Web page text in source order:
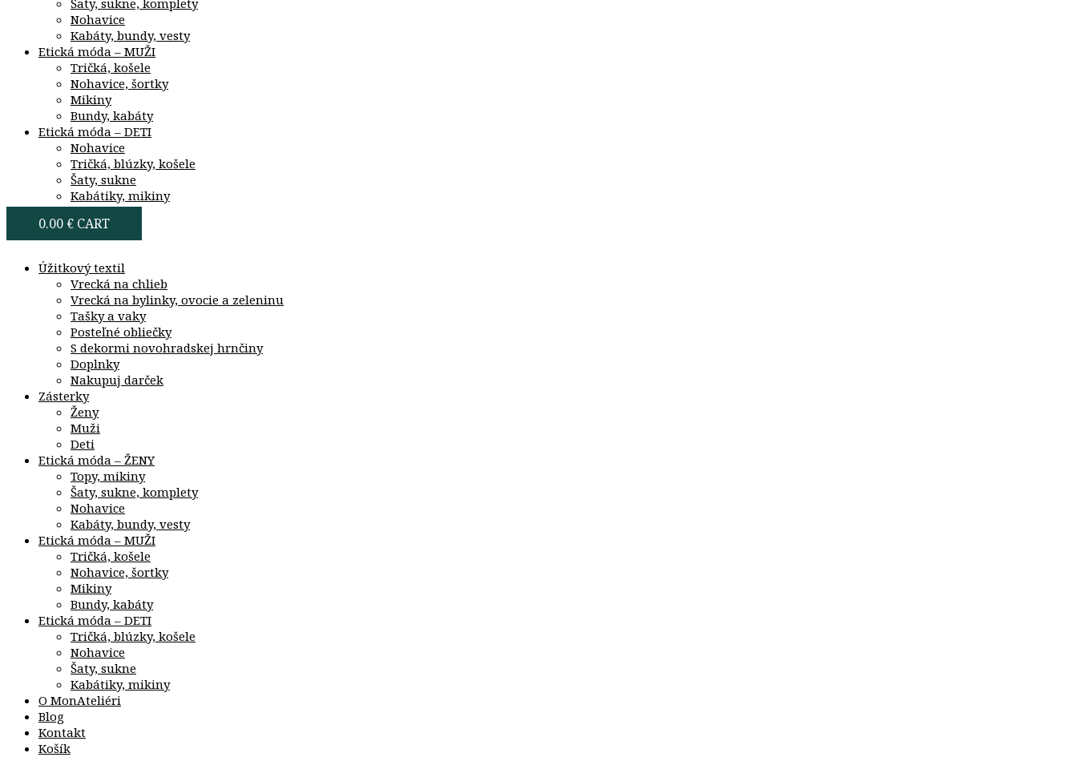
Šaty, sukne, komplety
Nohavice
Kabáty, bundy, vesty
Etická móda – MUŽI
Tričká, košele
Nohavice, šortky
Mikiny
Bundy, kabáty
Etická móda – DETI
Nohavice
Tričká, blúzky, košele
Šaty, sukne
Kabátiky, mikiny
0.00 € CART
Úžitkový textil
Vrecká na chlieb
Vrecká na bylinky, ovocie a zeleninu
Tašky a vaky
Posteľné obliečky
S dekormi novohradskej hrnčiny
Doplnky
Nakupuj darček
Zásterky
Ženy
Muži
Deti
Etická móda – ŽENY
Topy, mikiny
Šaty, sukne, komplety
Nohavice
Kabáty, bundy, vesty
Etická móda – MUŽI
Tričká, košele
Nohavice, šortky
Mikiny
Bundy, kabáty
Etická móda – DETI
Tričká, blúzky, košele
Nohavice
Šaty, sukne
Kabátiky, mikiny
O MonAteliéri
Blog
Kontakt
Košík